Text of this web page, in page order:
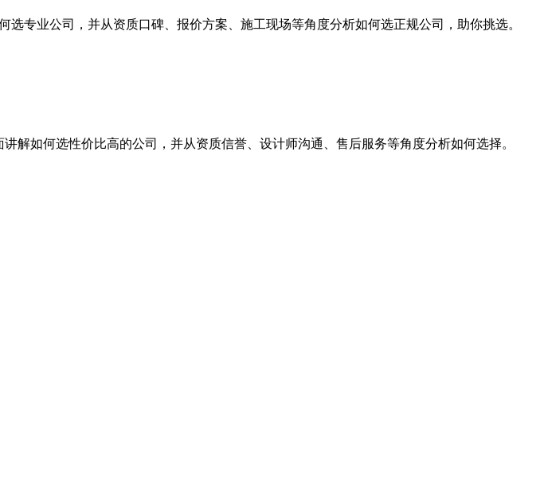
专业公司，并从资质口碑、报价方案、施工现场等角度分析如何选正规公司，助你挑选。
解如何选性价比高的公司，并从资质信誉、设计师沟通、售后服务等角度分析如何选择。